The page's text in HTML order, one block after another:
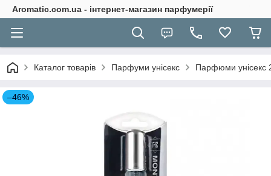
Aromatic.com.ua - інтернет-магазин парфумерії
Каталог товарів Парфуми унісекс Парфюми унісекс
–46%